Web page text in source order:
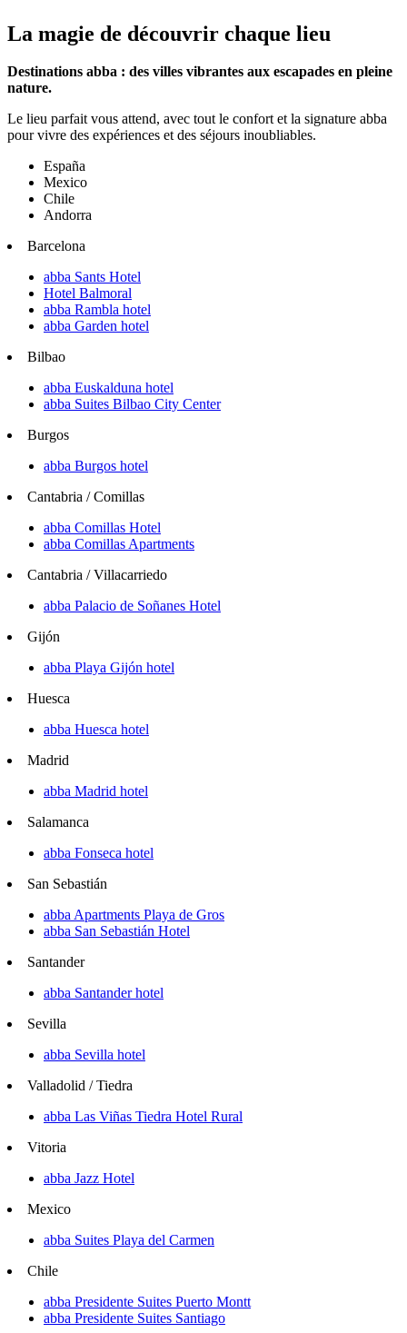
La magie de découvrir chaque lieu
Destinations abba : des villes vibrantes aux escapades en pleine
nature.
Le lieu parfait vous attend, avec tout le confort et la signature abba
pour vivre des expériences et des séjours inoubliables.
España
Mexico
Chile
Andorra
Barcelona
abba Sants Hotel
Hotel Balmoral
abba Rambla hotel
abba Garden hotel
Bilbao
abba Euskalduna hotel
abba Suites Bilbao City Center
Burgos
abba Burgos hotel
Cantabria / Comillas
abba Comillas Hotel
abba Comillas Apartments
Cantabria / Villacarriedo
abba Palacio de Soñanes Hotel
Gijón
abba Playa Gijón hotel
Huesca
abba Huesca hotel
Madrid
abba Madrid hotel
Salamanca
abba Fonseca hotel
San Sebastián
abba Apartments Playa de Gros
abba San Sebastián Hotel
Santander
abba Santander hotel
Sevilla
abba Sevilla hotel
Valladolid / Tiedra
abba Las Viñas Tiedra Hotel Rural
Vitoria
abba Jazz Hotel
Mexico
abba Suites Playa del Carmen
Chile
abba Presidente Suites Puerto Montt
abba Presidente Suites Santiago